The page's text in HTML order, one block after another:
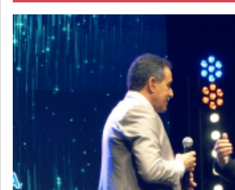
ASSURANCES
BANCAIRE
LEASING
SANTÉ